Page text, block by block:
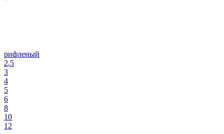
рифленый
2,5
3
4
5
6
8
10
12